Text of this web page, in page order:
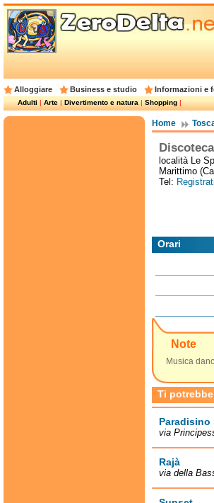
Alloggiare Business e studio Informazioni e
Adulti|Arte|Divertimento e natura|Shopping|
Home
località Le
Marittimo
Tel: Registrati
Orari
Note
Musica
Ti
Paradisino
via
Rajà
via della